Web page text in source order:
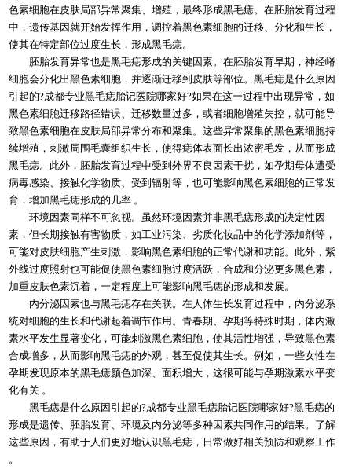
色素细胞在皮肤局部异常聚集、增殖，最终形成黑毛痣。在胚胎发育过程
中，遗传基因就开始发挥作用，调控着黑色素细胞的迁移、分化和生长，
使其在特定部位过度生长，形成黑毛痣。​
胚胎发育异常也是黑毛痣形成的关键因素。在胚胎发育早期，神经嵴
细胞会分化出黑色素细胞，并逐渐迁移到皮肤等部位。黑毛痣是什么原因
引起的?成都专业黑毛痣胎记医院哪家好?如果在这一过程中出现异常，如
黑色素细胞迁移路径错误、迁移数量过多，或者细胞增殖失控，就可能导
致黑色素细胞在皮肤局部异常分布和聚集。这些异常聚集的黑色素细胞持
续增殖，刺激周围毛囊组织生长，使得痣体表面长出浓密毛发，从而形成
黑毛痣。此外，胚胎发育过程中受到外界不良因素干扰，如孕期母体遭受
病毒感染、接触化学物质、受到辐射等，也可能影响黑色素细胞的正常发
育，增加黑毛痣形成的几率 。​
环境因素同样不可忽视。虽然环境因素并非黑毛痣形成的决定性因
素，但长期接触有害物质，如工业污染、劣质化妆品中的化学添加剂等，
可能对皮肤细胞产生刺激，影响黑色素细胞的正常代谢和功能。此外，紫
外线过度照射也可能促使黑色素细胞过度活跃，合成和分泌更多黑色素，
加重皮肤色素沉着，一定程度上可能影响黑毛痣的形成和发展。​
内分泌因素也与黑毛痣存在关联。在人体生长发育过程中，内分泌系
统对细胞的生长和代谢起着调节作用。青春期、孕期等特殊时期，体内激
素水平发生显著变化，可能刺激黑色素细胞，使其活性增强，导致黑色素
合成增多，从而影响黑毛痣的外观，甚至促使其生长。例如，一些女性在
孕期发现原本的黑毛痣颜色加深、面积增大，这很可能与孕期激素水平变
化有关 。​
黑毛痣是什么原因引起的?成都专业黑毛痣胎记医院哪家好?黑毛痣的
形成是遗传、胚胎发育、环境及内分泌等多种因素共同作用的结果。了解
这些原因，有助于人们更好地认识黑毛痣，日常做好相关预防和观察工作
。